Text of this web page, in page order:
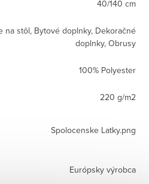
40/140 cm
na stôl, Bytové doplnky, Dekoračné
doplnky, Obrusy
100% Polyester
220 g/m2
Spolocenske Latky.png
Európsky výrobca